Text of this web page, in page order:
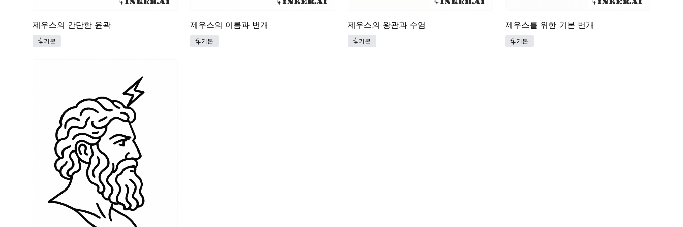
제우스의 간단한 윤곽
기본
제우스의 이름과 번개
기본
제우스의 왕관과 수염
기본
제우스를 위한 기본 번개
기본